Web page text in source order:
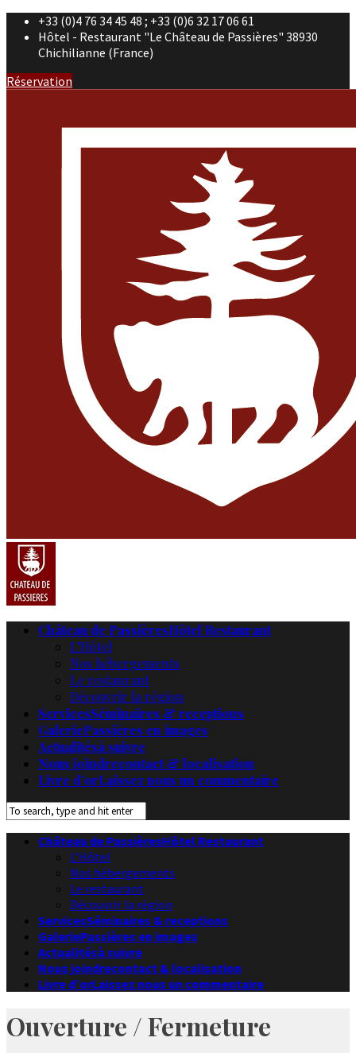
+33 (0)4 76 34 45 48 ; +33 (0)6 32 17 06 61
Hôtel - Restaurant "Le Château de Passières" 38930
Chichilianne (France)
Réservation
Château de PassièresHôtel Restaurant
L’Hôtel
Nos hébergements
Le restaurant
Découvrir la région
ServicesSéminaires & receptions
GaleriePassières en images
Actualitésà suivre
Nous joindrecontact & localisation
Livre d’orLaissez nous un commentaire
Château de PassièresHôtel Restaurant
L’Hôtel
Nos hébergements
Le restaurant
Découvrir la région
ServicesSéminaires & receptions
GaleriePassières en images
Actualitésà suivre
Nous joindrecontact & localisation
Livre d’orLaissez nous un commentaire
Ouverture / Fermeture